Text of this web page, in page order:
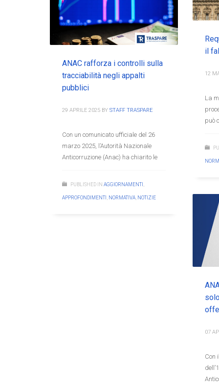
il
12
La
può
ANAC rafforza i controlli sulla
tracciabilità negli appalti
pubblici
29 APRILE 2025 BY STAFF TRASPARE
Con un comunicato ufficiale del 26
marzo 2025, l’Autorità Nazionale
Anticorruzione (Anac) ha chiarito le
PUBLISHED IN AGGIORNAMENTI
APPROFONDIMENTI NORMATIVA NOTIZIE
07
Con